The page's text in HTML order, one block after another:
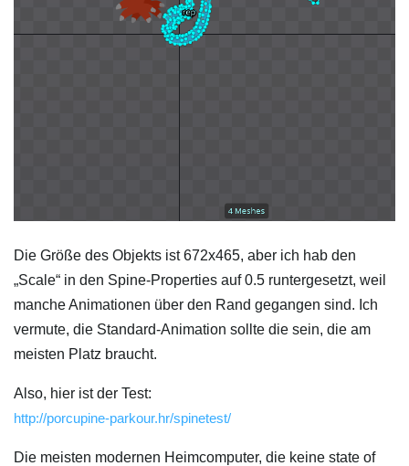
Die Größe des Objekts ist 672x465, aber ich hab den
„Scale“ in den Spine-Properties auf 0.5 runtergesetzt, weil
manche Animationen über den Rand gegangen sind. Ich
vermute, die Standard-Animation sollte die sein, die am
meisten Platz braucht.
Also, hier ist der Test:
http://porcupine-parkour.hr/spinetest/
Die meisten modernen Heimcomputer, die keine state of